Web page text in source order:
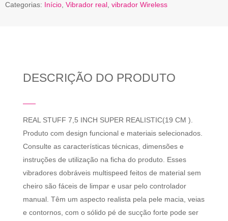
Categorias: Início Vibrador real vibrador Wireless
DESCRIÇÃO DO PRODUTO
REAL STUFF 7,5 INCH SUPER REALISTIC(19 CM ).
Produto com design funcional e materiais selecionados.
Consulte as características técnicas, dimensões e
instruções de utilização na ficha do produto. Esses
vibradores dobráveis ​​multispeed feitos de material sem
cheiro são fáceis de limpar e usar pelo controlador
manual. Têm um aspecto realista pela pele macia, veias
e contornos, com o sólido pé de sucção forte pode ser